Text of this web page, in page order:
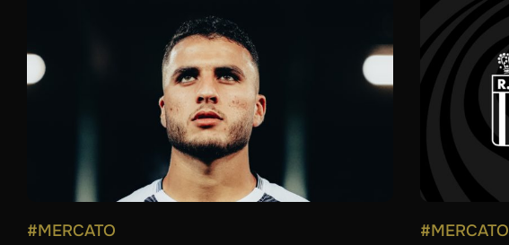
#MERCATO #MERCATO